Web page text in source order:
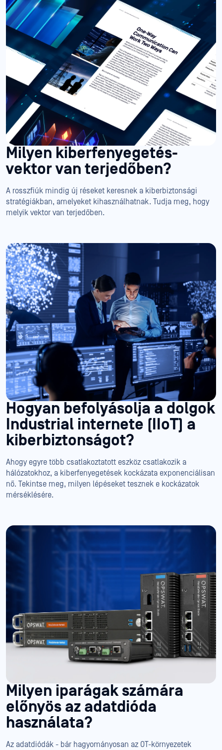
Milyen kiberfenyegetés-
vektor van terjedőben?
A rosszfiúk mindig új réseket keresnek a kiberbiztonsági
stratégiákban, amelyeket kihasználhatnak. Tudja meg, hogy
melyik vektor van terjedőben.
Hogyan befolyásolja a dolgok
Industrial internete (IIoT) a
kiberbiztonságot?
Ahogy egyre több csatlakoztatott eszköz csatlakozik a
hálózatokhoz, a kiberfenyegetések kockázata exponenciálisan
nő. Tekintse meg, milyen lépéseket tesznek e kockázatok
mérséklésére.
Milyen iparágak számára
előnyös az adatdióda
használata?
Az adatdiódák - bár hagyományosan az OT-környezetek